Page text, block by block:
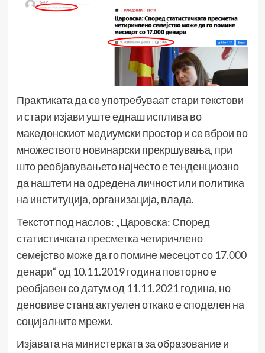
Практиката да се употребуваат стари текстови
и стари изјави уште еднаш исплива во
македонскиот медиумски простор и се вброи во
множеството новинарски прекршувања, при
што реобјавувањето најчесто е тенденциозно
да наштети на одредена личност или политика
на институција, организација, влада.
Текстот под наслов: „Царовска: Според
статистичката пресметка четиричлено
семејство може да го помине месецот со 17.000
денари“ од 10.11.2019 година повторно е
реобјавен со датум од 11.11.2021 година, но
деновиве стана актуелен откако е споделен на
социјалните мрежи.
Изјавата на министерката за образование и